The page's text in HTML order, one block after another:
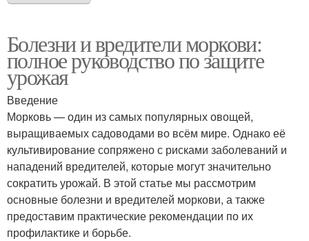
Болезни и вредители моркови:
полное руководство по защите
урожая
Введение
Морковь — один из самых популярных овощей,
выращиваемых садоводами во всём мире. Однако её
культивирование сопряжено с рисками заболеваний и
нападений вредителей, которые могут значительно
сократить урожай. В этой статье мы рассмотрим
основные болезни и вредителей моркови, а также
предоставим практические рекомендации по их
профилактике и борьбе.